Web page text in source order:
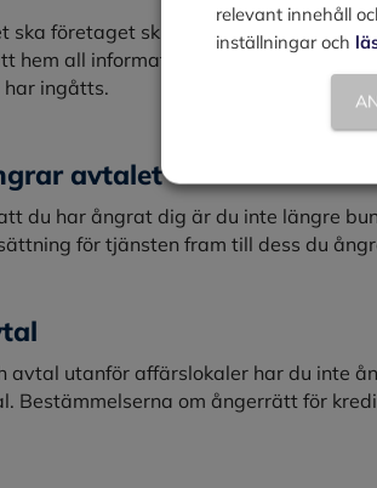
företaget skicka hem information
hem all information om avtalet.
ingåtts.
avtalet
du har ångrat dig är du inte längre
för tjänsten fram till dess du
avtal utanför affärslokaler har du inte
Bestämmelserna om ångerrätt för
relevant innehåll
inställningar och